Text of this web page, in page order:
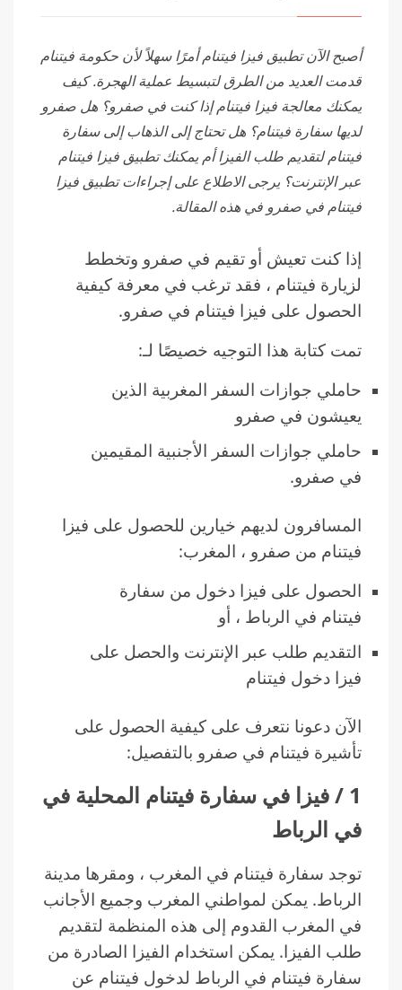
أصبح الآن تطبيق فيزا فيتنام أمرًا سهلاً لأن حكومة فيتنام
قدمت العديد من الطرق لتبسيط عملية الهجرة. كيف
يمكنك معالجة فيزا فيتنام إذا كنت في صفرو؟ هل صفرو
لديها سفارة فيتنام؟ هل تحتاج إلى الذهاب إلى سفارة
فيتنام لتقديم طلب الفيزا أم يمكنك تطبيق فيزا فيتنام
عبر الإنترنت؟ يرجى الاطلاع على إجراءات تطبيق فيزا
فيتنام في صفرو في هذه المقالة.
إذا كنت تعيش أو تقيم في صفرو وتخطط
لزيارة فيتنام ، فقد ترغب في معرفة كيفية
الحصول على فيزا فيتنام في صفرو.
تمت كتابة هذا التوجيه خصيصًا لـ:
حاملي جوازات السفر المغربية الذين
يعيشون في صفرو
حاملي جوازات السفر الأجنبية المقيمين
في صفرو.
المسافرون لديهم خيارين للحصول على فيزا
فيتنام من صفرو ، المغرب:
الحصول على فيزا دخول من سفارة
فيتنام في الرباط ، أو
التقديم طلب عبر الإنترنت والحصل على
فيزا دخول فيتنام
الآن دعونا نتعرف على كيفية الحصول على
تأشيرة فيتنام في صفرو بالتفصيل:
1 / فيزا في سفارة فيتنام المحلية في
في الرباط
توجد سفارة فيتنام في المغرب ، ومقرها مدينة
الرباط. يمكن لمواطني المغرب وجميع الأجانب
في المغرب القدوم إلى هذه المنظمة لتقديم
طلب الفيزا. يمكن استخدام الفيزا الصادرة من
سفارة فيتنام في الرباط لدخول فيتنام عن